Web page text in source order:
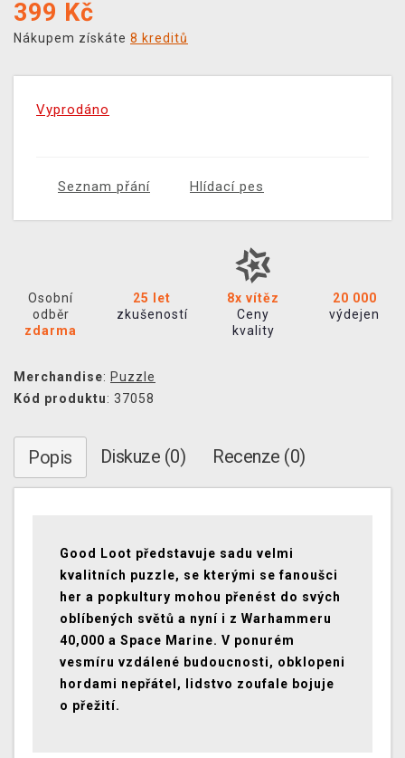
399 Kč
Nákupem získáte 8 kreditů
Vyprodáno
Seznam přání Hlídací pes
Osobní
odběr
zdarma
25 let
zkušeností
8x vítěz
Ceny
kvality
20 000
výdejen
Merchandise: Puzzle
Kód produktu: 37058
Popis Diskuze (0) Recenze (0)
Good Loot představuje sadu velmi
kvalitních puzzle, se kterými se fanoušci
her a popkultury mohou přenést do svých
oblíbených světů a nyní i z Warhammeru
40,000 a Space Marine. V ponurém
vesmíru vzdálené budoucnosti, obklopeni
hordami nepřátel, lidstvo zoufale bojuje
o přežití.